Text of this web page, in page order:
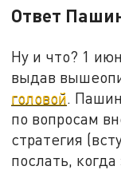
Ответ
Ну и что? 1
выдав
головой.
по вопросам
стратегия
послать,